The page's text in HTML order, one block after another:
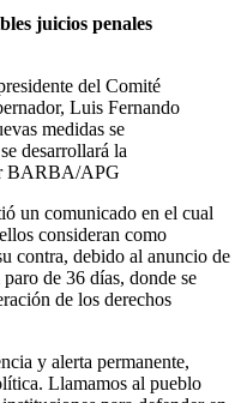
juicios penales
del Comité
Luis Fernando
medidas se
desarrollará la
BARBA/APG
un comunicado en el cual
consideran como
contra, debido al anuncio de
de 36 días, donde se
de los derechos
y alerta permanente,
Llamamos al pueblo